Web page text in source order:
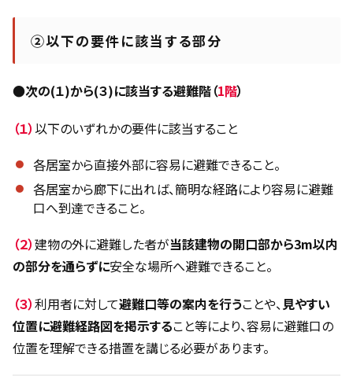
②以下の要件に該当する部分
●次の(１)から(３)に該当する避難階（1階）
（１） 以下のいずれかの要件に該当すること
各居室から直接外部に容易に避難できること。
各居室から廊下に出れば、簡明な経路により容易に避難
口へ到達できること。
（２）建物の外に避難した者が当該建物の開口部から3m以内
の部分を通らずに安全な場所へ避難できること。
（３）利用者に対して避難口等の案内を行うことや、 見やすい
位置に避難経路図を掲示すること等により、容易に避難口の
位置を理解できる措置を講じる必要があります。